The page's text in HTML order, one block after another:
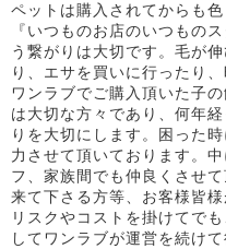
ペットは購入されてからも
『いつものお店のいつもの
う繋がりは大切です。毛が
り、エサを買いに行ったり
ワンラブでご購入頂いた子
は大切な方々であり、何年
りを大切にします。困った
力させて頂いております。
フ、家族間でも仲良くさせ
来て下さる方等、お客様皆様
リスクやコストを掛けてで
してワンラブが運営を続け